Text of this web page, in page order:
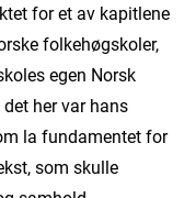
for et av kapitlene
folkehøgskoler,
egen Norsk
her var hans
la fundamentet for
som skulle